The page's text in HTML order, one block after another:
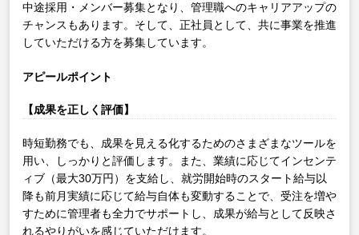
中途採用・メンバー募集となり、管理職へのキャリアアップの
チャンスもあります。そして、正社員として、共に事業を推進
していただける方を募集しています。
アピールポイント
【成果を正しく評価】
時短勤務でも、成果を見える化するためのさまざまなツールを
用い、しっかりと評価します。また、業績に応じてインセンテ
ィブ（最大30万円）を支給し、就労開始時のスタート給与以
降も前月実績に応じて給与自体も変動することで、受注を増や
すために管理者も全力でサポートし、成果が給与として反映さ
れるやりがいを感じていただけます。